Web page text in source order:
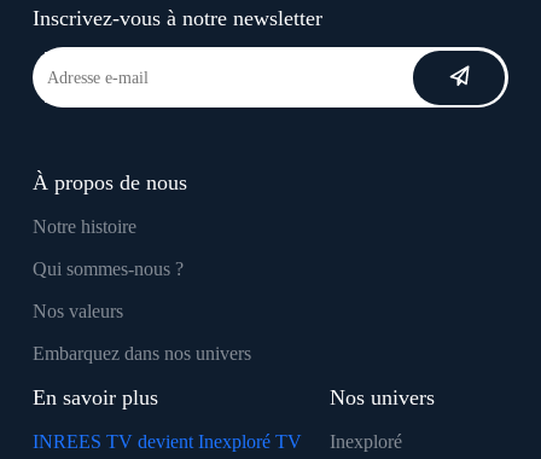
Inscrivez-vous à notre newsletter
À propos de nous
Notre histoire
Qui sommes-nous ?
Nos valeurs
Embarquez dans nos univers
En savoir plus
INREES TV devient Inexploré TV
Nos univers
Inexploré